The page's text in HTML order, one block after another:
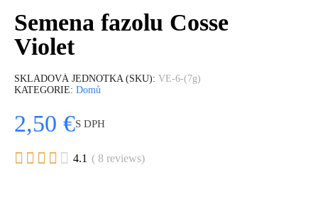
Semena fazolu Cosse
Violet
SKLADOVÁ JEDNOTKA (SKU) VE-6-(7g)
KATEGORIE Domů
2,50 €S DPH
     4.1 ( 8 reviews)